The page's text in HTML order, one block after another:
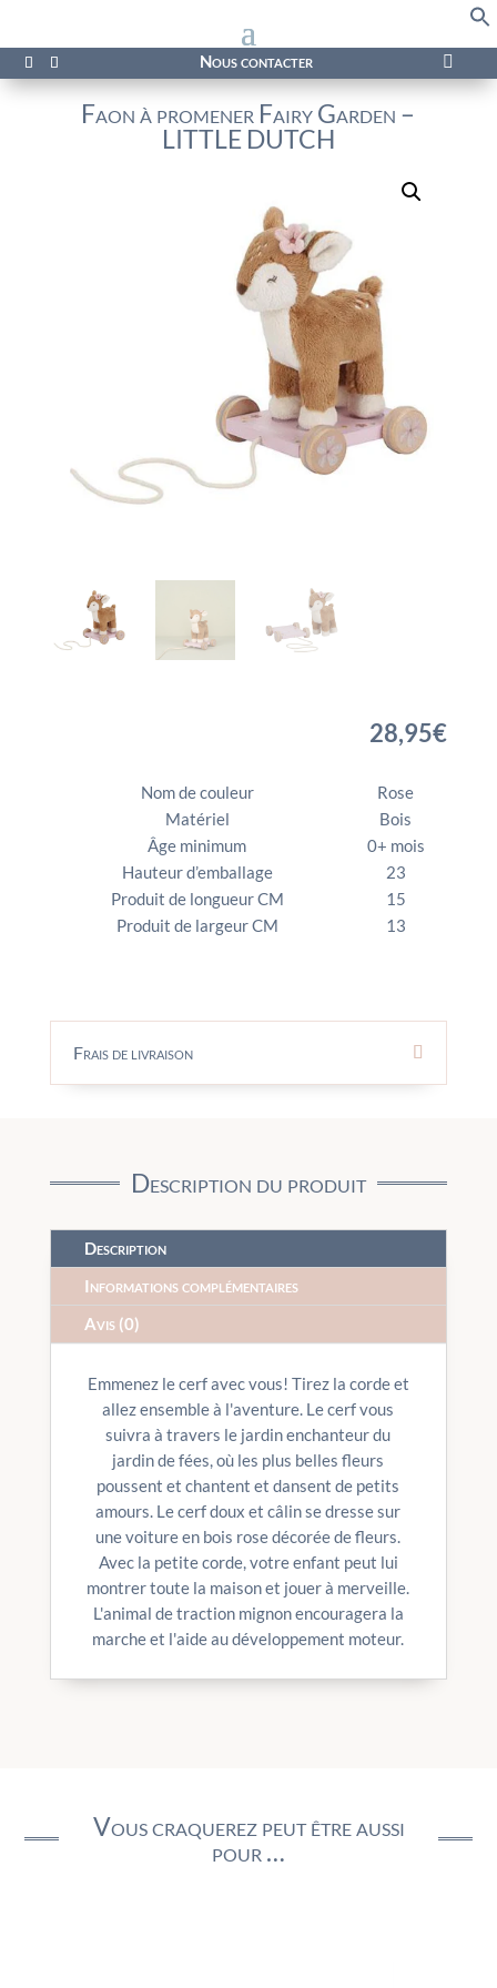
Nous contacter 
Faon à promener Fairy Garden –
LITTLE DUTCH
28,95€
Nom de couleur
Rose
Matériel
Bois
Âge minimum
0+ mois
Hauteur d’emballage
23
Produit de longueur CM
15
Produit de largeur CM
13
Frais de livraison
Description du produit
Description
Informations complémentaires
Avis (0)
Emmenez le cerf avec vous! Tirez la corde et
allez ensemble à l'aventure. Le cerf vous
suivra à travers le jardin enchanteur du
jardin de fées, où les plus belles fleurs
poussent et chantent et dansent de petits
amours. Le cerf doux et câlin se dresse sur
une voiture en bois rose décorée de fleurs.
Avec la petite corde, votre enfant peut lui
montrer toute la maison et jouer à merveille.
L'animal de traction mignon encouragera la
marche et l'aide au développement moteur.
Vous craquerez peut être aussi
pour …